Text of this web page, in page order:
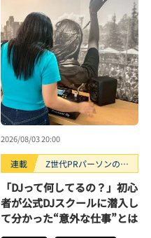
2026/08/03 20:00
連載
Z世代PRパーソンのキ
「DJって何してるの？」初心
者が公式DJスクールに潜入し
て分かった“意外な仕事”とは